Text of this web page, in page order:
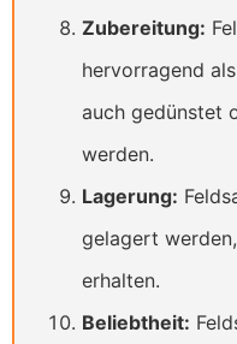
Zubereitung:
hervorragend
auch gedünstet
werden.
Lagerung:
gelagert
erhalten.
Beliebtheit: